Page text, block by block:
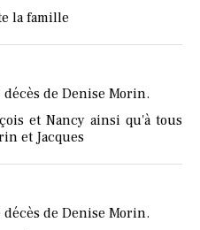
la famille
de Denise Morin.
et Nancy ainsi qu'à tous
et Jacques
de Denise Morin.